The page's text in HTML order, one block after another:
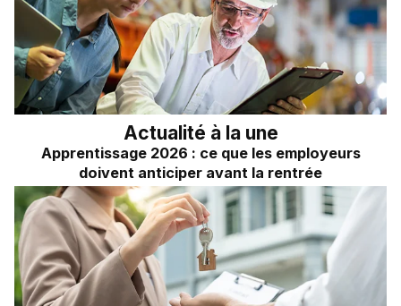
Actualité à la une
Apprentissage 2026 : ce que les employeurs
doivent anticiper avant la rentrée